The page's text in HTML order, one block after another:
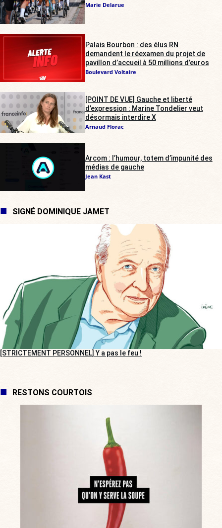
Marie Delarue
Palais Bourbon : des élus RN
demandent le réexamen du projet de
pavillon d’accueil à 50 millions d’euros
Boulevard Voltaire
[POINT DE VUE] Gauche et liberté
d’expression : Marine Tondelier veut
désormais interdire X
Arnaud Florac
Arcom : l’humour, totem d’impunité des
médias de gauche
Jean Kast
SIGNÉ DOMINIQUE JAMET
[STRICTEMENT PERSONNEL] Y a pas le feu !
RESTONS COURTOIS